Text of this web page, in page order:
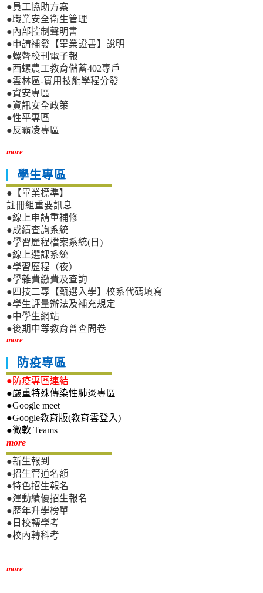
●員工協助方案
●職業安全衛生管理
●內部控制聲明書
●申請補發【畢業證書】說明
●螺聲校刊電子報
●西螺農工教育儲蓄402專戶
●雲林區-實用技能學程分發
●資安專區
●資訊安全政策
●性平專區
●反霸凌專區
more
學生專區
●【畢業標準】
註冊組重要訊息
●線上申請重補修
●成績查詢系統
●學習歷程檔案系統(日)
●線上選課系統
●學習歷程（夜）
●學雜費繳費及查詢
●四技二專【甄選入學】校系代碼填寫
●學生評量辦法及補充規定
●中學生網站
●後期中等教育普查問卷
more
防疫專區
●防疫專區連結
●嚴重特殊傳染性肺炎專區
●Google meet
●Google教育版(教育雲登入)
●微軟 Teams
more新生專區
●新生報到
●招生管道名額
●特色招生報名
●運動績優招生報名
●歷年升學榜單
●日校轉學考
●校內轉科考
more